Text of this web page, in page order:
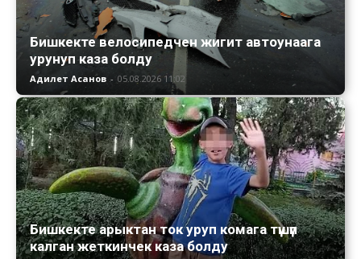
Бишкекте велосипедчен жигит автоунаага
урунуп каза болду
Адилет Асанов - 05.08.2026 11:02
Бишкекте арыктан ток уруп комага түшүп
калган жеткинчек каза болду